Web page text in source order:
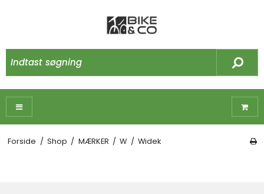
Forside / Shop / MÆRKER / W / Widek